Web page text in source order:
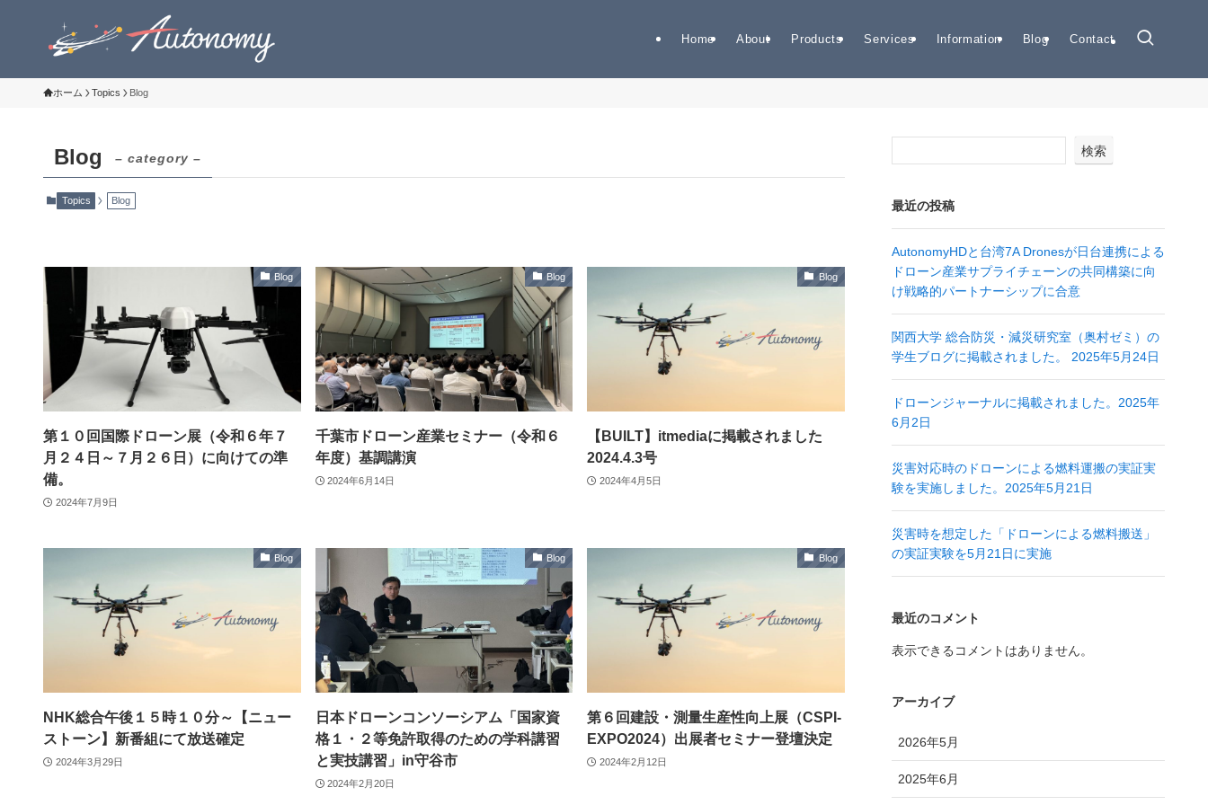
Home About Products Services Information Blog Contact
ホーム Topics Blog
Blog – category –
Topics Blog
Blog
第１０回国際ドローン展（令和６年７
月２４日～７月２６日）に向けての準
備。
2024年7月9日
Blog
千葉市ドローン産業セミナー（令和６
年度）基調講演
2024年6月14日
Blog
【BUILT】itmediaに掲載されました
2024.4.3号
2024年4月5日
Blog
NHK総合午後１５時１０分～【ニュー
ストーン】新番組にて放送確定
2024年3月29日
Blog
日本ドローンコンソーシアム「国家資
格１・２等免許取得のための学科講習
と実技講習」in守谷市
2024年2月20日
Blog
第６回建設・測量生産性向上展（CSPI-
EXPO2024）出展者セミナー登壇決定
2024年2月12日
検索
最近の投稿
AutonomyHDと台湾7A Dronesが日台連携による
ドローン産業サプライチェーンの共同構築に向
け戦略的パートナーシップに合意
関西大学 総合防災・減災研究室（奥村ゼミ）の
学生ブログに掲載されました。 2025年5月24日
ドローンジャーナルに掲載されました。2025年
6月2日
災害対応時のドローンによる燃料運搬の実証実
験を実施しました。2025年5月21日
災害時を想定した「ドローンによる燃料搬送」
の実証実験を5月21日に実施
最近のコメント
表示できるコメントはありません。
アーカイブ
2026年5月
2025年6月